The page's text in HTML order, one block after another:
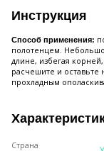
Инструкция
Способ применения:
полотенцем.
длине, избегая
расчешите и оставьте
прохладным
Страна